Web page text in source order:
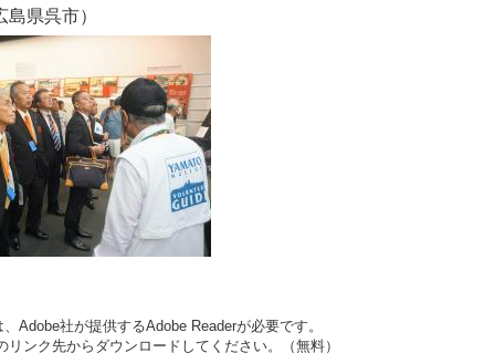
県呉市）
Adobe社が提供するAdobe Readerが必要です。
ンク先からダウンロードしてください。（無料）